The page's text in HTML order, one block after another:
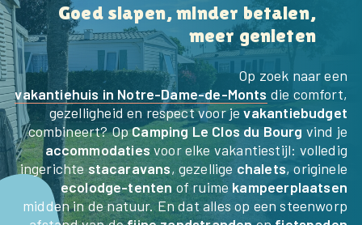
HOME
DE CAMPING
DIENSTEN
ACTIVITEITEN &
ENTERTAINMENT
Goed slapen, minder betalen,
meer genieten
Op zoek naar een
vakantiehuis in Notre-Dame-de-Monts die comfort,
gezelligheid en respect voor jevakantiebudget
combineert? OpCamping Le Clos du Bourg vind je
accommodatiesvoor elke vakantiestijl: volledig
ingerichtestacaravans, gezellige chalets, originele
ecolodge-tentenof ruime kampeerplaatsen
midden in de natuur. En dat alles op een steenworp